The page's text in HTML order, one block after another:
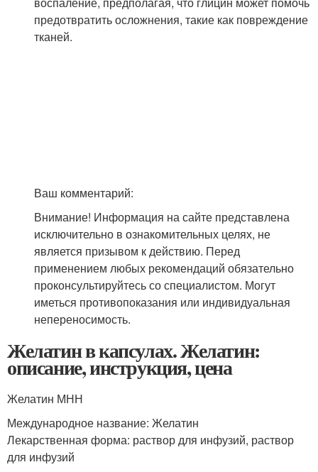
предотвратить осложнения, такие как повреждение
тканей.
Ваш комментарий:
Внимание! Информация на сайте представлена
исключительно в ознакомительных целях, не
является призывом к действию. Перед
применением любых рекомендаций обязательно
проконсультируйтесь со специалистом. Могут
иметься противопоказания или индивидуальная
непереносимость.
Желатин в капсулах. Желатин:
описание, инструкция, цена
Желатин МНН
Международное название: Желатин
Лекарственная форма: раствор для инфузий, раствор
для инфузий